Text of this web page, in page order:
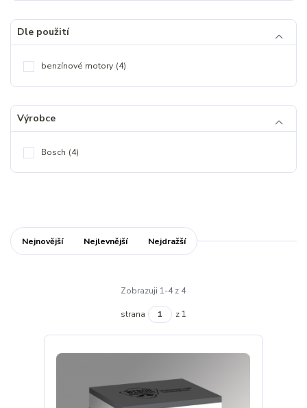
Dle použití
benzínové motory (4)
Výrobce
Bosch (4)
Nejnovější Nejlevnější Nejdražší
Zobrazuji 1-4 z 4
strana z 1